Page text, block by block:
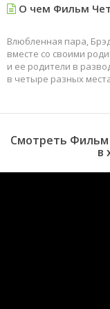
О чем Фильм
Влюбленная пара,
вместе со своими
и ее родители в
в четыре разных
Смотреть Фильм
в